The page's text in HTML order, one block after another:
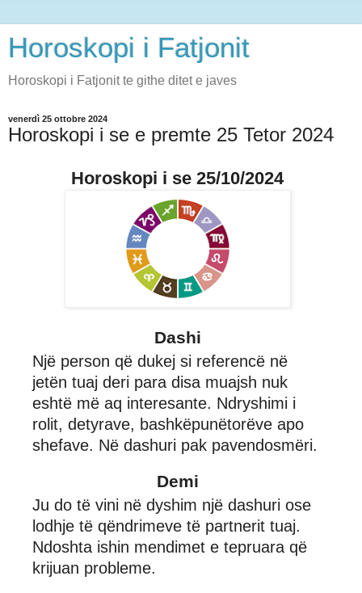
Horoskopi i Fatjonit
Horoskopi i Fatjonit te githe ditet e javes
venerdì 25 ottobre 2024
Horoskopi i se e premte 25 Tetor 2024
Horoskopi i se 25/10/2024
Dashi
Një person që dukej si referencë në
jetën tuaj deri para disa muajsh nuk
eshtë më aq interesante. Ndryshimi i
rolit, detyrave, bashkëpunëtorëve apo
shefave. Në dashuri pak pavendosmëri.
Demi
Ju do të vini në dyshim një dashuri ose
lodhje të qëndrimeve të partnerit tuaj.
Ndoshta ishin mendimet e tepruara që
krijuan probleme.